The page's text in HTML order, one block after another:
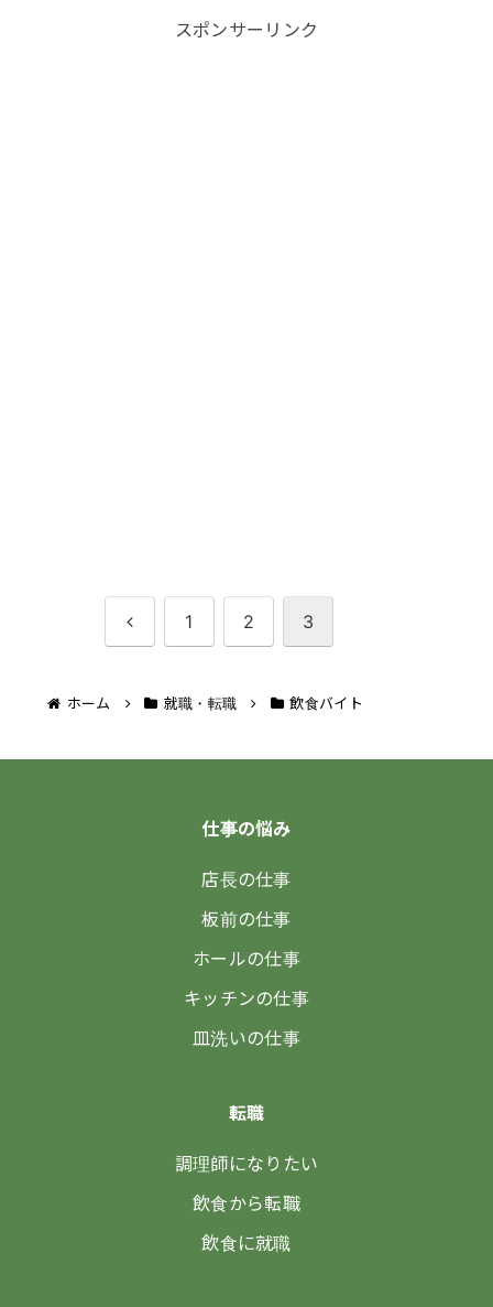
スポンサーリンク
前 1 2 3
ホーム 就職・転職 飲食バイト
仕事の悩み
店長の仕事
板前の仕事
ホールの仕事
キッチンの仕事
皿洗いの仕事
転職
調理師になりたい
飲食から転職
飲食に就職